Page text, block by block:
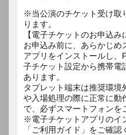
※当公演のチケット受け取
ります。
【電子チケットのお申込み
お申込み前に、あらかじめ
アプリをインストールし、
子チケット設定から携帯電
あります。
タブレット端末は推奨環
や入場処理の際に正常に動
で、必ずスマートフォンを
※電子チケットアプリのイ
「ご利用ガイド」をご確認